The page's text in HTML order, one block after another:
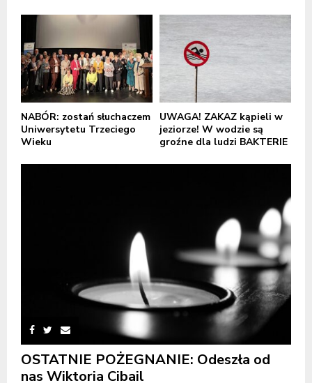
NABÓR: zostań słuchaczem
Uniwersytetu Trzeciego
Wieku
UWAGA! ZAKAZ kąpieli w
jeziorze! W wodzie są
groźne dla ludzi BAKTERIE
OSTATNIE POŻEGNANIE: Odeszła od
nas Wiktoria Cibail